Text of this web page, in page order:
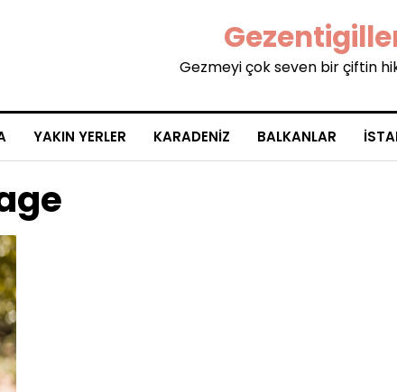
Gezmeyi çok seven bir çiftin
YAKIN YERLER KARADENIZ BALKANLAR